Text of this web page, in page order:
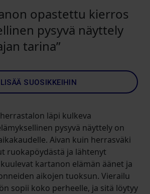
opastettu kierros
pysyvä näyttely
tarina”
LISÄÄ SUOSIKKEIHIN
läpi kulkeva
pysyvä näyttely on
Aivan kuin herrasväki
ruokapöydästä ja lähtenyt
kartanon elämän äänet ja
aikojen tuoksun. Vierailu
sopii koko perheelle, ja sitä löytyy